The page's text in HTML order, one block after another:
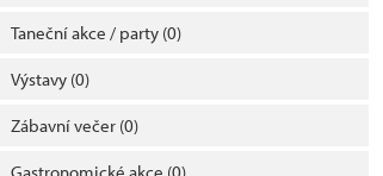
Taneční akce / party (0)
Výstavy (0)
Zábavní večer (0)